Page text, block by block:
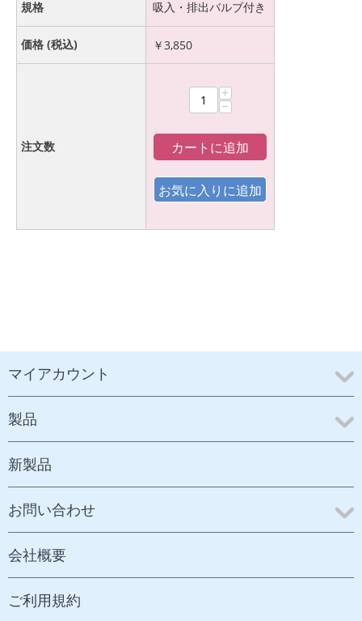
規格 吸入・排出バルブ付き
価格 (税込) ￥3,850
注文数
+
−
カートに追加
マイアカウント
製品
新製品
お問い合わせ
会社概要
ご利用規約